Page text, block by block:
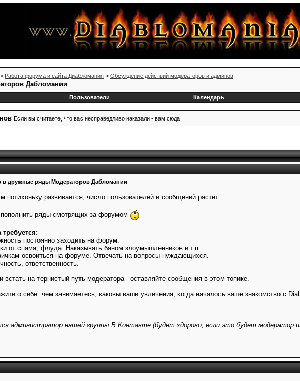
> Работа форума и сайта Диабломания > Обсуждение действий модераторов и админов
Дабломании
Пользователи Календарь
Если вы считаете, что вас несправедливо наказали - вам сюда
в дружные ряды Модераторов Дабломании
потихоньку развивается, число пользователей и сообщений растёт.
ряды смотрящих за форумом
постоянно заходить на форум.
от спама, флуда. Наказывать баном злоумышленников и т.п.
освоиться на форуме. Отвечать на вопросы нуждающихся.
ответственность.
на тернистый путь модератора - оставляйте сообщения в этом топике.
о себе: чем занимаетесь, каковы ваши увлечения, когда началось ваше знакомство с
администратор нашей группы В Контакте (будет здорово, если это будет модератор